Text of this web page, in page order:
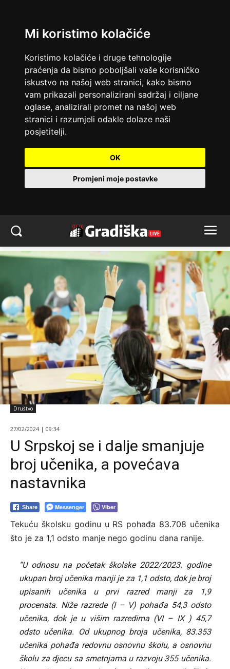
Mi koristimo kolačiće
Koristimo kolačiće i druge tehnologije
praćenja da bismo poboljšali vaše korisničko
iskustvo na našoj web stranici, kako bismo
vam prikazali personalizirani sadržaj i ciljane
oglase, analizirali promet na našoj web
stranici i razumjeli odakle dolaze naši
posjetitelji.
OK
Promjeni moje postavke
Društvo
27/02/2024 | 09:34
U Srpskoj se i dalje smanjuje
broj učenika, a povećava
nastavnika
Share Messenger Viber
Tekuću školsku godinu u RS pohađa 83.708 učenika
što je za 1,1 odsto manje nego godinu dana ranije.
“U odnosu na početak školske 2022/2023. godine
ukupan broj učenika manji je za 1,1 odsto, dok je broj
upisanih učenika u prvi razred manji za 1,9
procenata. Niže razrede (I – V) pohađa 54,3 odsto
učenika, dok je u višim razredima (VI – IX ) 45,7
odsto učenika. Od ukupnog broja učenika, 83.353
učenika pohađa redovnu osnovnu školu, a osnovnu
školu za djecu sa smetnjama u razvoju 355 učenika.